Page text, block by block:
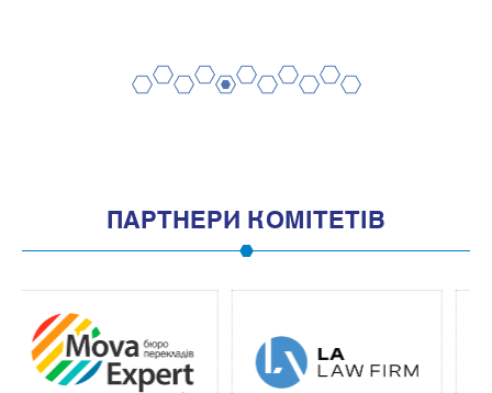
ПАРТНЕРИ КОМІТЕТІВ